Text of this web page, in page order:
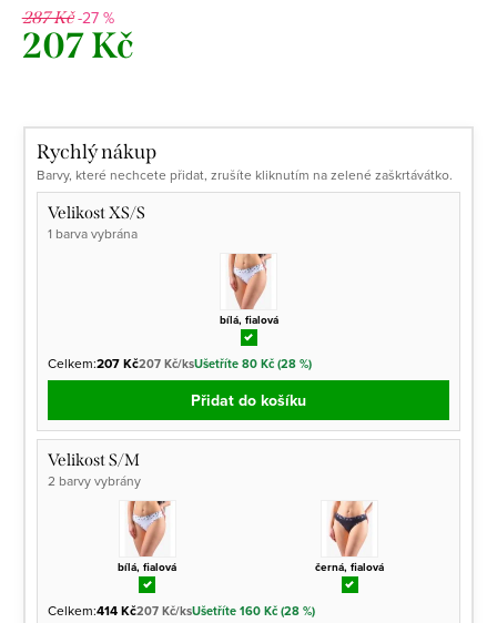
287 Kč-27 %
207 Kč
Rychlý nákup
Barvy, které nechcete přidat, zrušíte kliknutím na zelené zaškrtávátko.
Velikost XS/S
1 barva vybrána
bílá, fialová
Celkem:207 Kč207 Kč/ksUšetříte 80 Kč (28 %)
Přidat do košíku
Velikost S/M
2 barvy vybrány
bílá, fialová černá, fialová
Celkem:414 Kč207 Kč/ksUšetříte 160 Kč (28 %)